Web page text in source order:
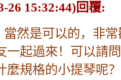
26 15:32:44)回覆:
當然是可以的，非
一起過來！可以請
麼規格的小提琴呢